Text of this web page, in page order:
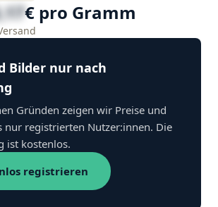
€ pro Gramm
Bilder nur nach
Gründen zeigen wir Preise und
nur registrierten Nutzer:innen. Die
ist kostenlos.
registrieren